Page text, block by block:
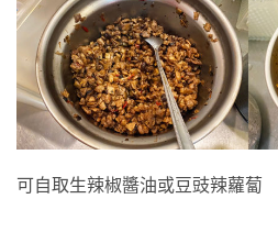
可自取生辣椒醬油或豆豉辣蘿蔔